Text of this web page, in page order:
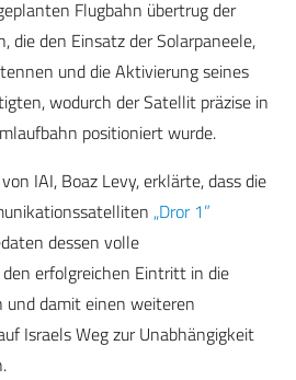
Flugbahn übertrug der
die den Einsatz der Solarpaneele,
und die Aktivierung seines
wodurch der Satellit präzise in
positioniert wurde.
IAI, Boaz Levy, erklärte, dass die
„Dror 1”
dessen volle
erfolgreichen Eintritt in die
damit einen weiteren
Israels Weg zur Unabhängigkeit